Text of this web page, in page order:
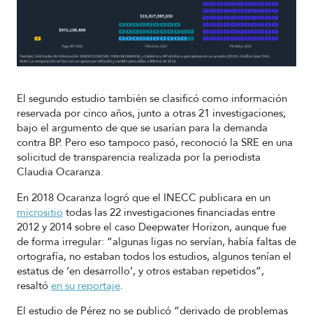
El segundo estudio también se clasificó como información
reservada por cinco años, junto a otras 21 investigaciones;
bajo el argumento de que se usarían para la demanda
contra BP. Pero eso tampoco pasó, reconoció la SRE en una
solicitud de transparencia realizada por la periodista
Claudia Ocaranza.
En 2018 Ocaranza logró que el INECC publicara en un
micrositio todas las 22 investigaciones financiadas entre
2012 y 2014 sobre el caso Deepwater Horizon, aunque fue
de forma irregular: “algunas ligas no servían, había faltas de
ortografía, no estaban todos los estudios, algunos tenían el
estatus de ‘en desarrollo’, y otros estaban repetidos”,
resaltó en su reportaje.
El estudio de Pérez no se publicó “derivado de problemas